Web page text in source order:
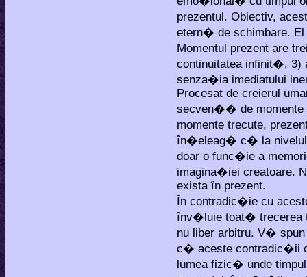
prezentul. Obiectiv,
etern� de schimbare.
Momentul prezent are
continuitatea infinit�, 3)
senza�ia imediatului
Procesat de creierul
secven�� de
momente trecute,
în�eleag� c� la nivelul
doar o func�ie a
imagina�iei creatoare.
exista în prezent.
În contradic�ie cu
înv�luie toat� trecerea
nu liber arbitru. V�
c� aceste contradic�ii
lumea fizic� unde